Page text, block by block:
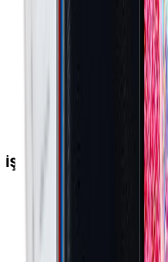
Kamera Çözünürlüğü:
İkinci Arka Kamera
İkinci Arka Kamera
Var
Üçüncü Arka Kamera
Üçüncü Arka Kamera
Dördüncü Arka
Ön Kamera FPS Değeri:
İŞLETİM SİSTEMİ
Android
Yükseltilebilir Versiyon:
İşletim Sistemi
Lansman Arayüz